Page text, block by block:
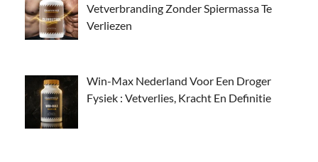
Vetverbranding Zonder Spiermassa Te
Verliezen
Win-Max Nederland Voor Een Droger
Fysiek : Vetverlies, Kracht En Definitie